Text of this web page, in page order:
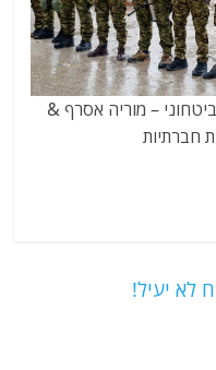
– מוריה אסרף &
חברתיות
לא יעיל!